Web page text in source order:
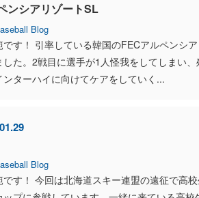
ンシアリゾートSL
Blog
です！ 引率している韓国のFECアルペンシ
した。2戦目に選手が1人怪我をしてしまい
ンターハイに向けてケアをしていく...
Blog
です！ 今回は北海道スキー連盟の遠征で高